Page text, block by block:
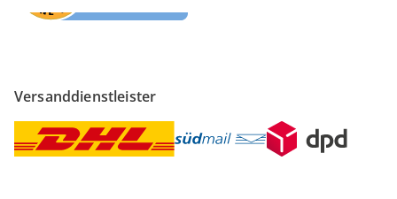
Versanddienstleister